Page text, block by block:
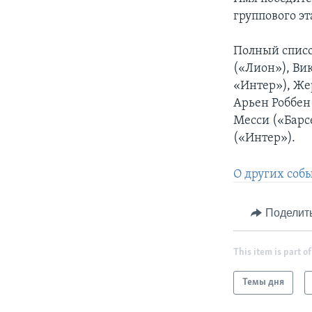
группового
Полный
(«Лион»),
«Интер»),
Арьен
Месси
(«Интер»).
О других
This item is part of
Темы дня